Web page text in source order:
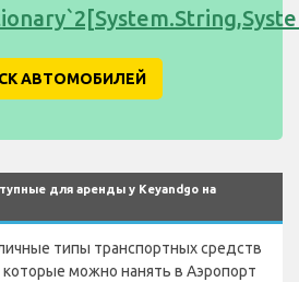
АВТОМОБИЛЕЙ
для аренды у Keyandgo на
типы транспортных средств
можно нанять в Аэропорт